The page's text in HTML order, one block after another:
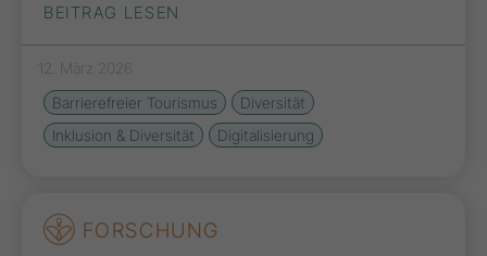
BEITRAG LESEN
12. März 2026
Barrierefreier Tourismus
Diversität
Inklusion & Diversität
Digitalisierung
FORSCHUNG